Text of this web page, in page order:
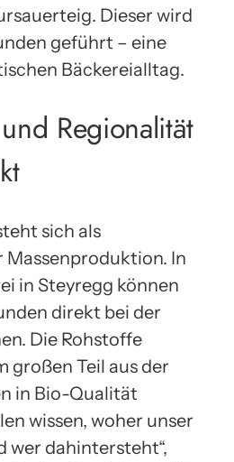
Dieser wird
geführt – eine
Bäckereialltag.
Regionalität
sich als
In
in Steyregg können
direkt bei der
Die Rohstoffe
großen Teil aus der
in Bio-Qualität
wissen, woher unser
wer dahintersteht“,